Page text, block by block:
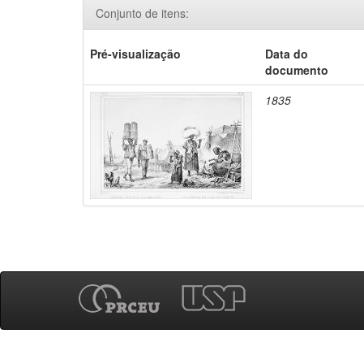
Conjunto de itens:
Pré-visualização
Data do
documento
1835